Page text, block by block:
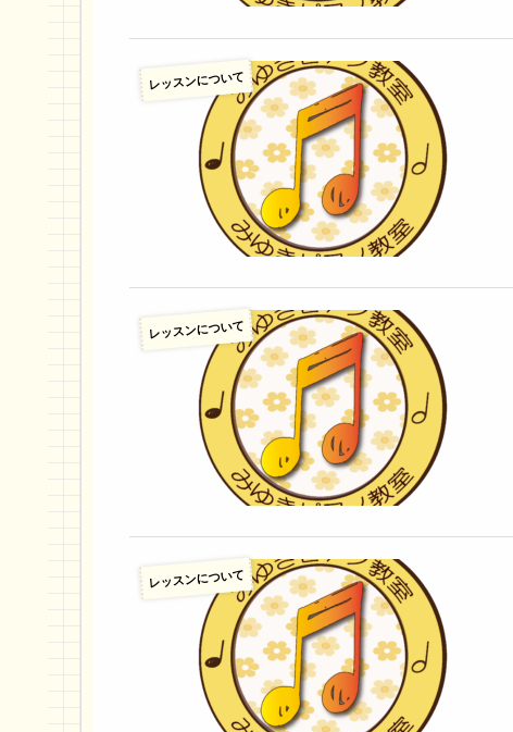
レッスンについて
レッスンについて
レッスンについて